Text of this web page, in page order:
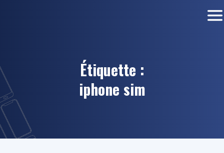
Étiquette :
iphone sim